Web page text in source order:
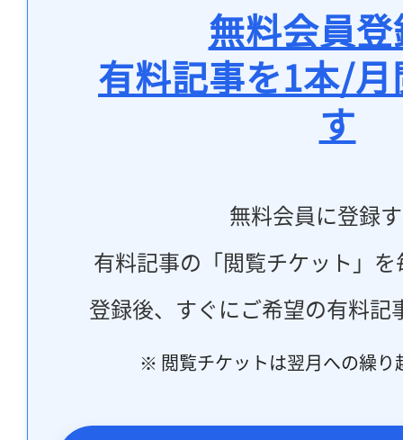
無料会員
有料記事を1本/
す
無料会員に登録
有料記事の「閲覧チケット」
登録後、すぐにご希望の有料記
※ 閲覧チケットは翌月への繰り